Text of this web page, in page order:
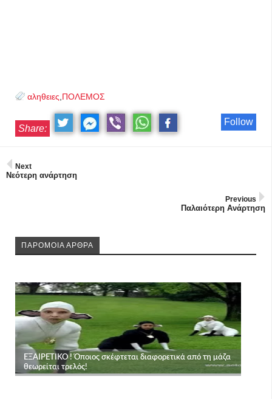
αληθειες ΠΟΛΕΜΟΣ
Follow
Share:
Next
Νεότερη ανάρτηση
Previous
Παλαιότερη Ανάρτηση
ΠΑΡΟΜΟΙΑ ΑΡΘΡΑ